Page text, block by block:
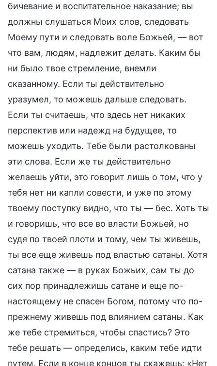
бичевание и воспитательное наказание; вы
должны слушаться Моих слов, следовать
Моему пути и следовать воле Божьей, — вот
что вам, людям, надлежит делать. Каким бы
ни было твое стремление, внемли
сказанному. Если ты действительно
уразумел, то можешь дальше следовать.
Если ты считаешь, что здесь нет никаких
перспектив или надежд на будущее, то
можешь уходить. Тебе были растолкованы
эти слова. Если же ты действительно
желаешь уйти, это говорит лишь о том, что у
тебя нет ни капли совести, и уже по этому
твоему поступку видно, что ты — бес. Хоть ты
и говоришь, что все во власти Божьей, но
судя по твоей плоти и тому, чем ты живешь,
ты все еще живешь под властью сатаны. Хотя
сатана также — в руках Божьих, сам ты до
сих пор принадлежишь сатане и еще по-
настоящему не спасен Богом, потому что по-
прежнему живешь под влиянием сатаны. Как
же тебе стремиться, чтобы спастись? Это
тебе решать — определись, каким тебе идти
путем. Если в конце концов ты скажешь: «Нет